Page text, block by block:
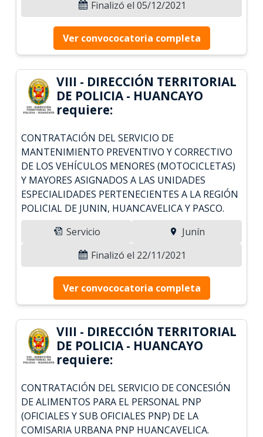
Finalizó el 05/12/2021
Ver convococatoria completa
VIII - DIRECCIÓN TERRITORIAL
DE POLICIA - HUANCAYO
requiere:
CONTRATACIÓN DEL SERVICIO DE
MANTENIMIENTO PREVENTIVO Y CORRECTIVO
DE LOS VEHÍCULOS MENORES (MOTOCICLETAS)
Y MAYORES ASIGNADOS A LAS UNIDADES
ESPECIALIDADES PERTENECIENTES A LA REGIÓN
POLICIAL DE JUNIN, HUANCAVELICA Y PASCO.
Servicio
Junín
Finalizó el 22/11/2021
Ver convococatoria completa
VIII - DIRECCIÓN TERRITORIAL
DE POLICIA - HUANCAYO
requiere:
CONTRATACIÓN DEL SERVICIO DE CONCESIÓN
DE ALIMENTOS PARA EL PERSONAL PNP
(OFICIALES Y SUB OFICIALES PNP) DE LA
COMISARIA URBANA PNP HUANCAVELICA.